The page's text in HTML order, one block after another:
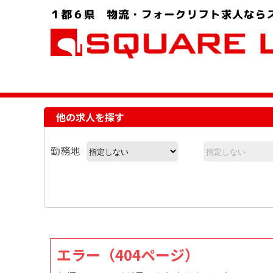
他の求人を探す
勤務地
エラー（404ページ）